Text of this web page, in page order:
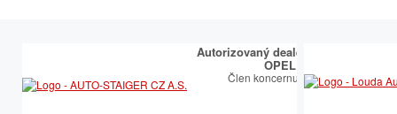
Autorizovaný dealer a opravce
OPEL
Člen koncernu TUkas